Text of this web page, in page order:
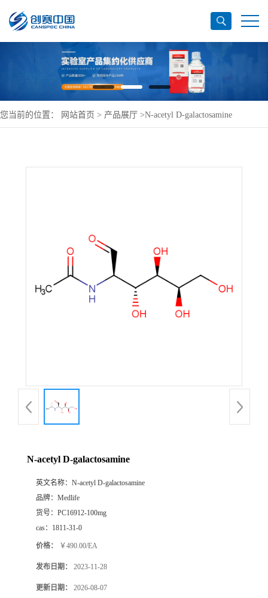
您当前的位置： 网站首页 > 产品展厅 >N-acetyl D-galactosamine
N-acetyl D-galactosamine
英文名称： N-acetyl D-galactosamine
品牌： Medlife
货号： PC16912-100mg
cas： 1811-31-0
价格： ￥490.00/EA
发布日期： 2023-11-28
更新日期： 2026-08-07